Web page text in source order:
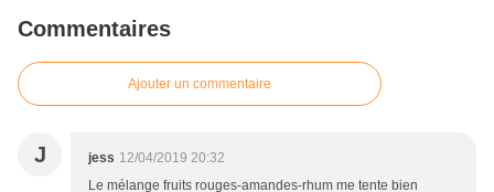
Commentaires
Ajouter un commentaire
J jess 12/04/2019 20:32
Le mélange fruits rouges-amandes-rhum me tente bien